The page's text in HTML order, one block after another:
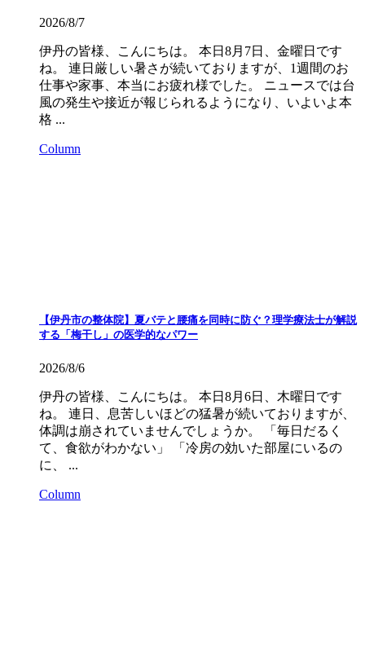
2026/8/7
伊丹の皆様、こんにちは。 本日8月7日、金曜日です
ね。 連日厳しい暑さが続いておりますが、1週間のお
仕事や家事、本当にお疲れ様でした。 ニュースでは台
風の発生や接近が報じられるようになり、いよいよ本
格 ...
Column
【伊丹市の整体院】夏バテと腰痛を同時に防ぐ？理学療法士が解説
する「梅干し」の医学的なパワー
2026/8/6
伊丹の皆様、こんにちは。 本日8月6日、木曜日です
ね。 連日、息苦しいほどの猛暑が続いておりますが、
体調は崩されていませんでしょうか。 「毎日だるく
て、食欲がわかない」 「冷房の効いた部屋にいるの
に、 ...
Column